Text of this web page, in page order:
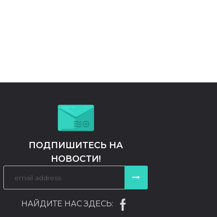
ПОДПИШИТЕСЬ НА
НОВОСТИ!
НАЙДИТЕ НАС ЗДЕСЬ: